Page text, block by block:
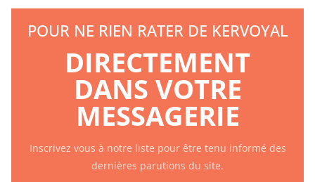
POUR NE RIEN RATER DE KERVOYAL
DIRECTEMENT
DANS VOTRE
MESSAGERIE
Inscrivez vous à notre liste pour être tenu informé des
dernières parutions du site.